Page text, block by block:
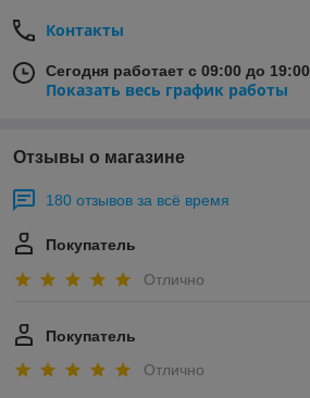
Контакты
Сегодня работает с 09:00 до 19:00
Показать весь график работы
Отзывы о магазине
180 отзывов за всё время
Покупатель
Отлично
Покупатель
Отлично